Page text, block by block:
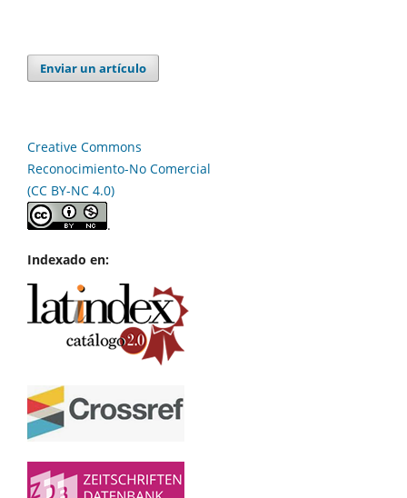
Enviar un artículo
Creative Commons
Reconocimiento-No Comercial
(CC BY-NC 4.0)
.
Indexado en: